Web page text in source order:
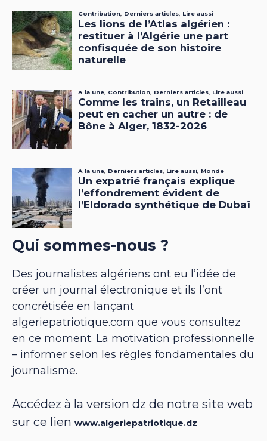
Qui sommes-nous ?
Des journalistes algériens ont eu l’idée de
créer un journal électronique et ils l’ont
concrétisée en lançant
algeriepatriotique.com que vous consultez
en ce moment. La motivation professionnelle
– informer selon les règles fondamentales du
journalisme.
Accédez à la version dz de notre site web
sur ce lien www.algeriepatriotique.dz